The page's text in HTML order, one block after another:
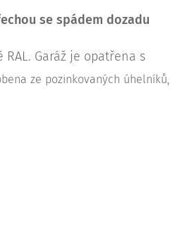
se spádem dozadu
Garáž je opatřena s
ze pozinkovaných úhelníků,